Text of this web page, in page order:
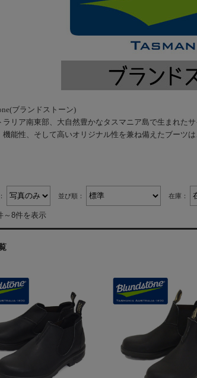
ブランドストーン)
ラリア南東部、大自然豊かなタスマニア島で生まれたサ
機能性、そして高いオリジナル性を兼ね備えたブーツ
並び順： 在庫：
～8件を表示